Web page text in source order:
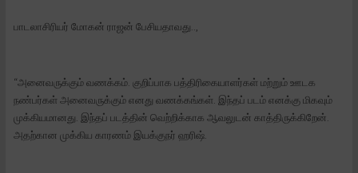
பாடலாசிரியர் மோகன் ராஜன் பேசியதாவது..,
“அனைவருக்கும் வணக்கம். குறிப்பாக பத்திரிகையாளர்கள் மற்றும் ஊடக
நண்பர்கள் அனைவருக்கும் எனது வணக்கங்கள். இந்தப் படம் எனக்கு மிகவும்
முக்கியமானது. இந்தப் படத்தின் வெற்றிக்காக ஆவலுடன் காத்திருக்கிறேன்.
அதற்கான முக்கிய காரணம் இயக்குநர் ஹரிஷ்.